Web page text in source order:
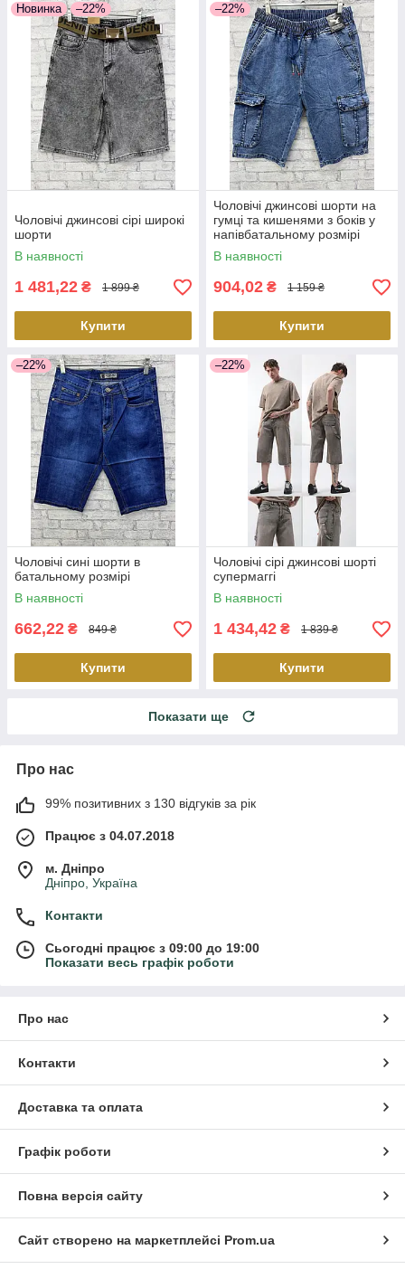
Новинка –22%
Чоловічі джинсові сірі широкі
шорти
В наявності
1 481,22 ₴ 1 899 ₴
Купити
–22%
Чоловічі джинсові шорти на
гумці та кишенями з боків у
напівбатальному розмірі
В наявності
904,02 ₴ 1 159 ₴
Купити
–22%
Чоловічі сині шорти в
батальному розмірі
В наявності
662,22 ₴ 849 ₴
Купити
–22%
Чоловічі сірі джинсові шорті
супермаггі
В наявності
1 434,42 ₴ 1 839 ₴
Купити
Показати ще
Про нас
99% позитивних з 130 відгуків за рік
Працює з 04.07.2018
м. Дніпро
Дніпро, Україна
Контакти
Сьогодні працює з 09:00 до 19:00
Показати весь графік роботи
Про нас
Контакти
Доставка та оплата
Графік роботи
Повна версія сайту
Сайт створено на маркетплейсі Prom.ua